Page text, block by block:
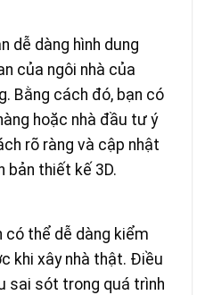
dễ dàng hình dung
của ngôi nhà của
Bằng cách đó, bạn có
hoặc nhà đầu tư ý
rõ ràng và cập nhật
bản thiết kế 3D.
có thể dễ dàng kiểm
khi xây nhà thật. Điều
sai sót trong quá trình